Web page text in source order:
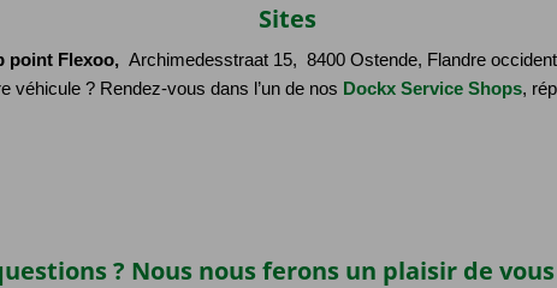
Sites
point Flexoo, Archimedesstraat 15,  8400 Ostende, Flandre
véhicule ? Rendez-vous dans l’un de nos Dockx Service Shops,
this field* ? Nous nous ferons un plaisir de